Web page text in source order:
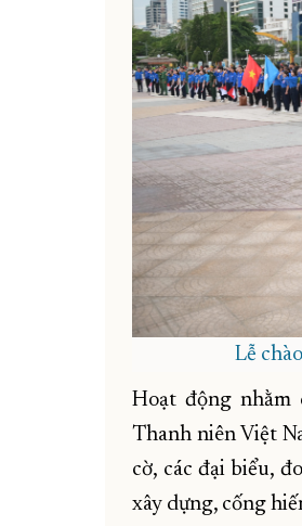
Lễ
Hoạt động nhằm
Thanh niên Việt
cờ, các đại biểu,
xây dựng, cống